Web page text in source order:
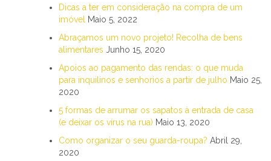
Dicas a ter em consideração na compra de um
imóvel Maio 5, 2022
Abraçamos um novo projeto! Recolha de bens
alimentares Junho 15, 2020
Apoios ao pagamento das rendas: o que muda
para inquilinos e senhorios a partir de julho Maio 25,
2020
5 formas de arrumar os sapatos à entrada de casa
(e deixar os vírus na rua) Maio 13, 2020
Como organizar o seu guarda-roupa? Abril 29,
2020